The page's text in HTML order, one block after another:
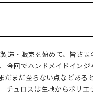
造・販売を始めて、皆さま
今回でハンドメイドインジ
だまだ至らない点などある
チュロスは生地からポリエ